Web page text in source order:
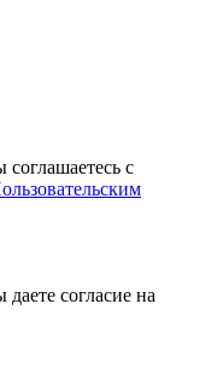
с
согласие на